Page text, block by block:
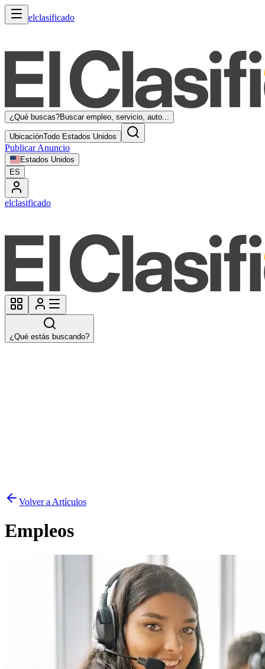
elclasificado
¿Qué buscas?Buscar empleo, servicio, auto...
UbicaciónTodo Estados Unidos
Publicar Anuncio
Estados Unidos
ES
elclasificado
¿Qué estás buscando?
Volver a Artículos
Empleos